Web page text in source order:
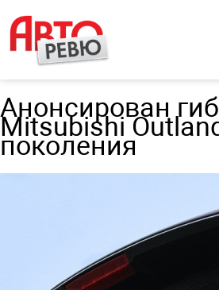
Анонсирован
Mitsubishi
поколения